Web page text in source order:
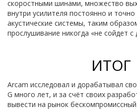
скоростными шинами, множество
внутри усилителя постоянно и
акустические системы, таким
прослушивание никогда «не сойдет с
ИТОГ
Arcam исследовал и дорабатывал
G много лет, и за счёт своих
вывести на рынок бескомпромиссный